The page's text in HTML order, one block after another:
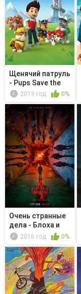
Щенячий патруль
- Pups Save the
Hatch...
2013 год 0%
Очень странные
дела - Блоха и
акробат
2016 год 0%